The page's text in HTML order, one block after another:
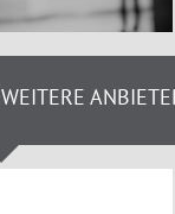
WEITERE